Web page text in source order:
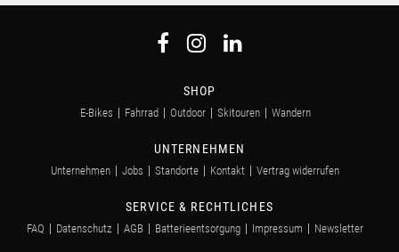
SHOP
E-Bikes Fahrrad Outdoor Skitouren Wandern
UNTERNEHMEN
Unternehmen Jobs Standorte Kontakt Vertrag widerrufen
SERVICE & RECHTLICHES
FAQ Datenschutz AGB Batterieentsorgung Impressum Newsletter